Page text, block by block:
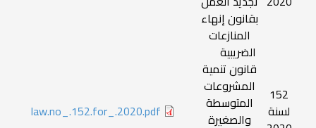
بقانون إنهاء
المنازعات
الضريبية
152
لسنة
قانون تنمية
المشروعات
المتوسطة
والصغيرة
law.no_.152.for_.2020.pdf